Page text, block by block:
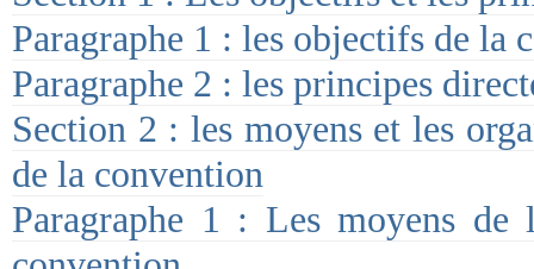
Paragraphe 1 : les objectifs de la
Paragraphe 2 : les principes
Section 2 : les moyens et les
de la convention
Paragraphe 1 : Les moyens